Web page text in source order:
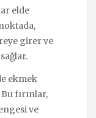
elde
girer ve
ekmek
fırınlar,
ve